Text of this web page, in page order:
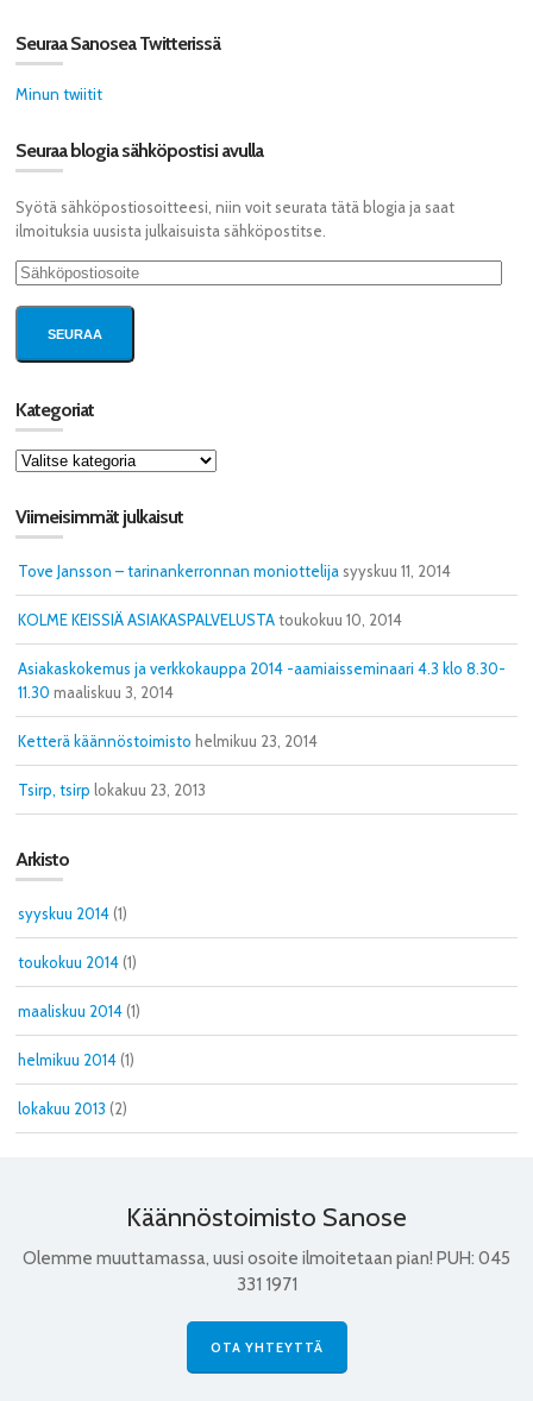
Seuraa Sanosea Twitterissä
Minun twiitit
Seuraa blogia sähköpostisi avulla
Syötä sähköpostiosoitteesi, niin voit seurata tätä blogia ja saat
ilmoituksia uusista julkaisuista sähköpostitse.
Sähköpostiosoite
SEURAA
Kategoriat
Kategoriat
Viimeisimmät julkaisut
Tove Jansson – tarinankerronnan moniottelija syyskuu 11, 2014
KOLME KEISSIÄ ASIAKASPALVELUSTA toukokuu 10, 2014
Asiakaskokemus ja verkkokauppa 2014 -aamiaisseminaari 4.3 klo 8.30-
11.30 maaliskuu 3, 2014
Ketterä käännöstoimisto helmikuu 23, 2014
Tsirp, tsirp lokakuu 23, 2013
Arkisto
syyskuu 2014(1)
toukokuu 2014(1)
maaliskuu 2014(1)
helmikuu 2014(1)
lokakuu 2013 (2)
Käännöstoimisto Sanose
Olemme muuttamassa, uusi osoite ilmoitetaan pian! PUH: 045
331 1971
OTA YHTEYTTÄ